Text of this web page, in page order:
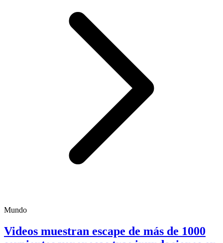
Mundo
Videos muestran escape de más de 1000